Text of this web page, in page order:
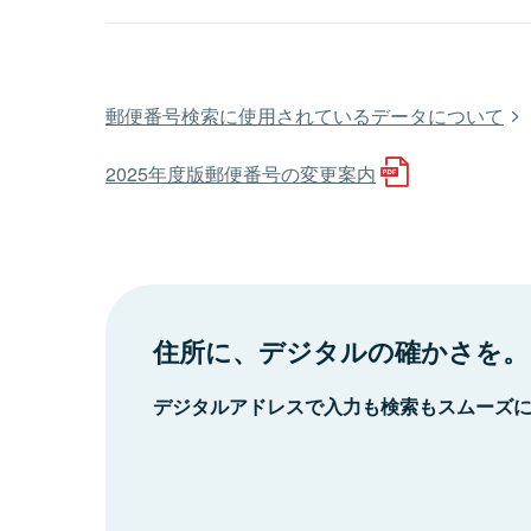
郵便番号検索に使用されているデータについて
2025年度版郵便番号の変更案内
住所に、デジタルの確かさを。
デジタルアドレスで入力も検索もスムーズ